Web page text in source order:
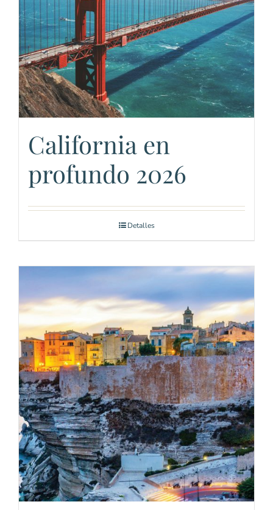
California en
profundo 2026
Detalles